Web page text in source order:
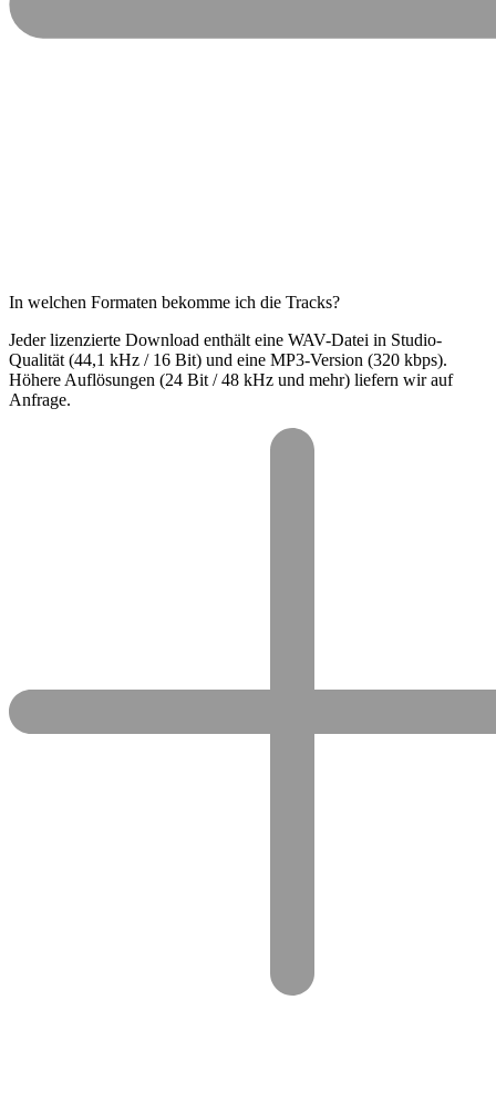
In welchen Formaten bekomme ich die Tracks?
Jeder lizenzierte Download enthält eine WAV-Datei in Studio-
Qualität (44,1 kHz / 16 Bit) und eine MP3-Version (320 kbps).
Höhere Auflösungen (24 Bit / 48 kHz und mehr) liefern wir auf
Anfrage.